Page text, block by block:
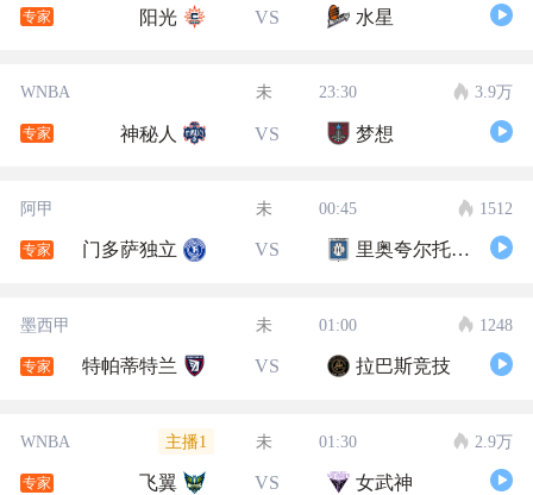
专家 阳光 VS 水星
WNBA 未 23:30 3.9万
专家 神秘人 VS 梦想
阿甲 未 00:45 1512
专家 门多萨独立 VS 里奥夸尔托学生队
墨西甲 未 01:00 1248
专家 特帕蒂特兰 VS 拉巴斯竞技
WNBA 主播1 未 01:30 2.9万
专家 飞翼 VS 女武神